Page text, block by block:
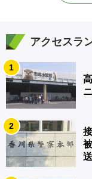
アクセスラ
1
2